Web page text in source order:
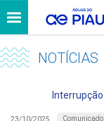
NOTÍCIAS
23/10/2025